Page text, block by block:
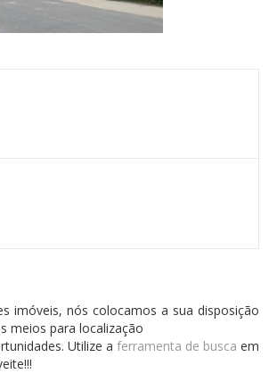
imóveis, nós colocamos a sua disposição
meios para localização
Utilize a ferramenta de busca em